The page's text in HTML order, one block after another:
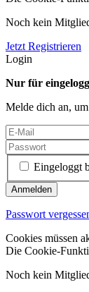
Noch kein
Jetzt Registrieren
Login
Nur für
Melde dich an,
Eingeloggt
Passwort
Cookies müssen
Die Cookie-
Noch kein